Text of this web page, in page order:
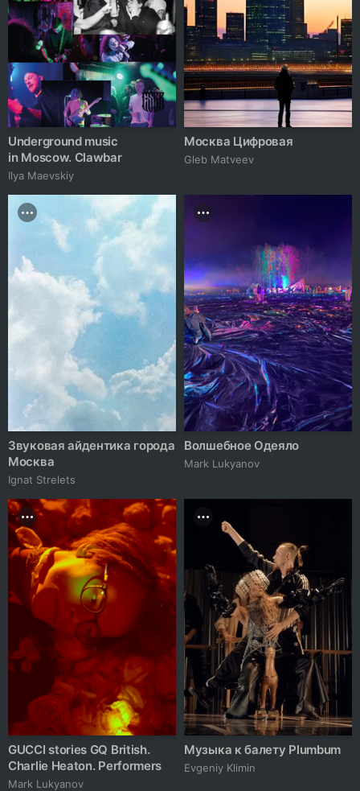
Underground music
in Moscow. Clawbar
Ilya Maevskiy
Москва Цифровая
Gleb Matveev
Звуковая айдентика города
Москва
Ignat Strelets
Волшебное Одеяло
Mark Lukyanov
GUCCI stories GQ British.
Charlie Heaton. Performers
Mark Lukyanov
Музыка к балету Plumbum
Evgeniy Klimin